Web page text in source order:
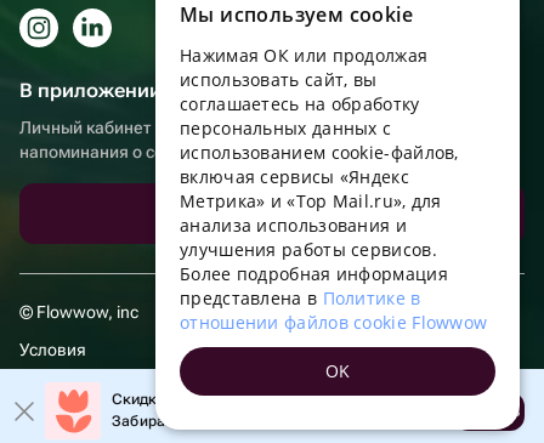
В приложении еще удобнее!
Личный кабинет получателя, больше бонусов за покупки и
напоминания о событиях
Скачать приложение
© Flowwow, inc
Условия
Обработка персональных данных
Скидка 20% на первый заказ!
Забирайте промокод в приложении!
Открыть
ENGLISH
UKRAINIAN
PORTUGUESE
FRENCH
TURKISH
POLISH
Мы используем сookie
Нажимая ОК или продолжая
использовать сайт, вы
соглашаетесь на обработку
персональных данных с
использованием cookie-файлов,
включая сервисы «Яндекс
Метрика» и «Top Mail.ru», для
анализа использования и
улучшения работы сервисов.
Более подробная информация
представлена в Политике в
отношении файлов cookie Flowwow
OK